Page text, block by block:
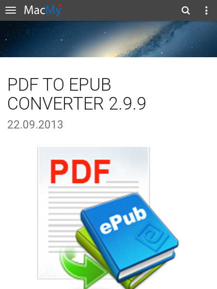
PDF TO EPUB
CONVERTER 2.9.9
22.09.2013